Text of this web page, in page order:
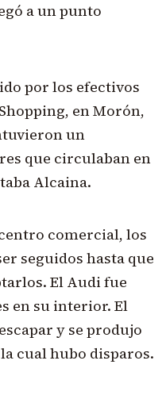
a un punto
por los efectivos
en Morón,
un
que circulaban en
Alcaina.
comercial, los
seguidos hasta que
El Audi fue
en su interior. El
y se produjo
cual hubo disparos.